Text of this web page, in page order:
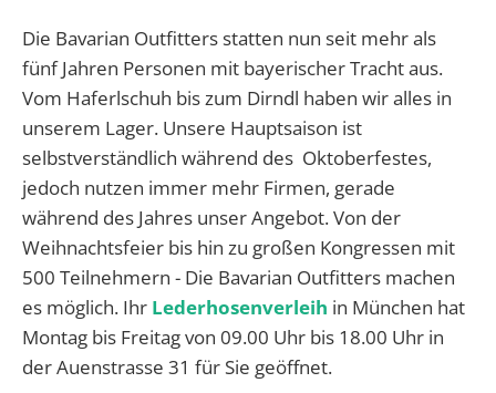
Die Bavarian Outfitters statten nun seit mehr als
fünf Jahren Personen mit bayerischer Tracht aus.
Vom Haferlschuh bis zum Dirndl haben wir alles in
unserem Lager. Unsere Hauptsaison ist
selbstverständlich während des Oktoberfestes,
jedoch nutzen immer mehr Firmen, gerade
während des Jahres unser Angebot. Von der
Weihnachtsfeier bis hin zu großen Kongressen mit
500 Teilnehmern - Die Bavarian Outfitters machen
es möglich. Ihr Lederhosenverleih in München hat
Montag bis Freitag von 09.00 Uhr bis 18.00 Uhr in
der Auenstrasse 31 für Sie geöffnet.